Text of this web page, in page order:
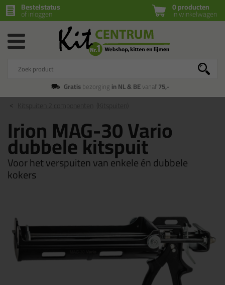
0 producten
in winkelwagen
Bestelstatus
of inloggen
Gratisbezorging in NL & BEvanaf75,-
Kitspuiten 2 componenten
Irion MAG-30 Vario
dubbele kitspuit
Voor het verspuiten van enkele én dubbele
kokers